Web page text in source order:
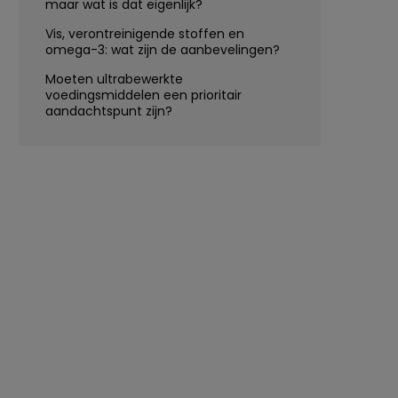
maar wat is dat eigenlijk?
Vis, verontreinigende stoffen en
omega-3: wat zijn de aanbevelingen?
Moeten ultrabewerkte
voedingsmiddelen een prioritair
aandachtspunt zijn?